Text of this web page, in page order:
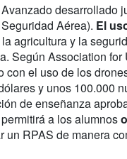
desarrollado
Aérea). El
agricultura y la
Según Association for
con el uso de los
y unos 100.000
de enseñanza
a los alumnos
un RPAS de manera